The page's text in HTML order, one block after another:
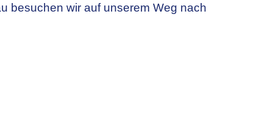
besuchen wir auf unserem Weg nach